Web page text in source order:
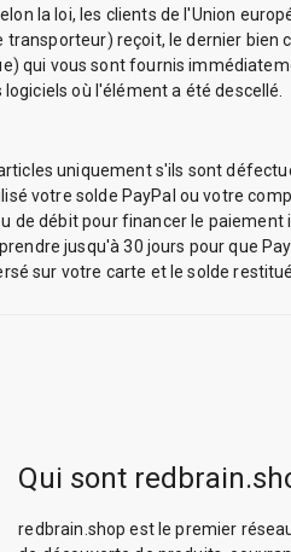
la loi, les clients de l'Union
reçoit, le dernier
qui vous sont fournis
où l'élément a été descellé.
uniquement s'ils sont
votre solde PayPal ou votre
de débit pour financer le
jusqu'à 30 jours pour que
sur votre carte et le solde restitué
Qui sont
redbrain.shop est le premier